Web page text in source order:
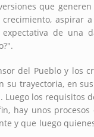
que
aspirar
de una
del Pueblo y los
su trayectoria, en
los requisitos
hay unos
y que luego